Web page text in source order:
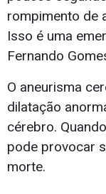
rompimento de
Isso é uma
Fernando
O aneurisma
dilatação
cérebro.
pode provocar
morte.